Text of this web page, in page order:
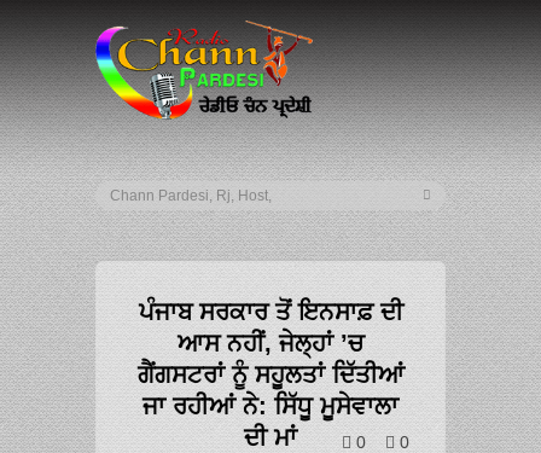
ਪੰਜਾਬ ਸਰਕਾਰ ਤੋਂ ਇਨਸਾਫ਼ ਦੀ
ਆਸ ਨਹੀਂ, ਜੇਲ੍ਹਾਂ ’ਚ
ਗੈਂਗਸਟਰਾਂ ਨੂੰ ਸਹੂਲਤਾਂ ਦਿੱਤੀਆਂ
ਜਾ ਰਹੀਆਂ ਨੇ: ਸਿੱਧੂ ਮੂਸੇਵਾਲਾ
ਦੀ ਮਾਂ
0 0